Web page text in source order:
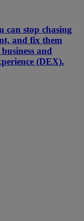
can stop chasing
and fix them
and
(DEX).